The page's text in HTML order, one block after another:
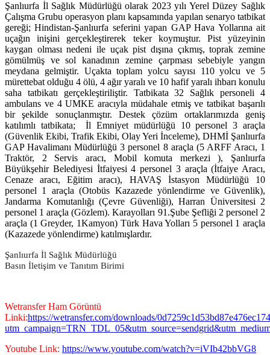
Şanlıurfa İl Sağlık Müdürlüğü olarak 2023 yılı Yerel Düzey Sağlık
Çalışma Grubu operasyon planı kapsamında yapılan senaryo tatbikat
gereği; Hindistan-Şanlıurfa seferini yapan GAP Hava Yollarına ait
uçağın inişini gerçekleştirerek teker koymuştur. Pist yüzeyinin
kaygan olması nedeni ile uçak pist dışına çıkmış, toprak zemine
gömülmüş ve sol kanadının zemine çarpması sebebiyle yangın
meydana gelmiştir. Uçakta toplam yolcu sayısı 110 yolcu ve 5
mürettebat olduğu 4 ölü, 4 ağır yaralı ve 10 hafif yaralı ihbarı konulu
saha tatbikatı gerçekleştiriliştir. Tatbikata 32 Sağlık personeli 4
ambulans ve 4 UMKE aracıyla müdahale etmiş ve tatbikat başarılı
bir şekilde sonuçlanmıştır. Destek çözüm ortaklarımızda geniş
katılımlı tatbikata; İl Emniyet müdürlüğü 10 personel 3 araçla
(Güvenlik Ekibi, Trafik Ekibi, Olay Yeri İnceleme), DHMİ Şanlıurfa
GAP Havalimanı Müdürlüğü 3 personel 8 araçla (5 ARFF Aracı, 1
Traktör, 2 Servis aracı, Mobil komuta merkezi ), Şanlıurfa
Büyükşehir Belediyesi İtfaiyesi 4 personel 3 araçla (İtfaiye Aracı,
Cenaze aracı, Eğitim aracı), HAVAŞ İstasyon Müdürlüğü 10
personel 1 araçla (Otobüs Kazazede yönlendirme ve Güvenlik),
Jandarma Komutanlığı (Çevre Güvenliği), Harran Üniversitesi 2
personel 1 araçla (Gözlem). Karayolları 91.Şube Şefliği 2 personel 2
araçla (1 Greyder, 1Kamyon) Türk Hava Yolları 5 personel 1 araçla
(Kazazede yönlendirme) katılmışlardır.
Şanlıurfa İl Sağlık Müdürlüğü
Basın İletişim ve Tanıtım Birimi
Wetransfer Ham Görüntü
Linki:https://wetransfer.com/downloads/
Youtube Link: https://www.youtube.com/watch?v=iVIb42bbVG8